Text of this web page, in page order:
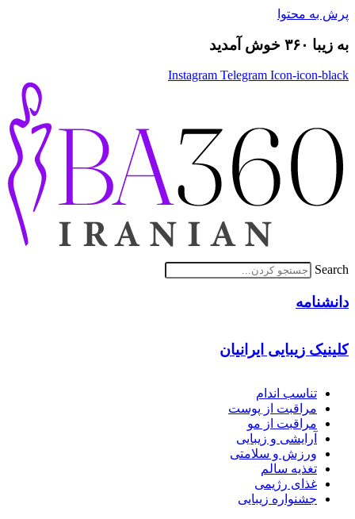
پرش به محتوا
به زیبا ۳۶۰ خوش آمدید
Instagram Telegram Icon-icon-black
Search
دانشنامه
کلینیک زیبایی ایرانیان
تناسب اندام
مراقبت از پوست
مراقبت از مو
آرایشی و زیبایی
ورزش و سلامتی
تغذیه سالم
غذای رژیمی
جشنواره زیبایی